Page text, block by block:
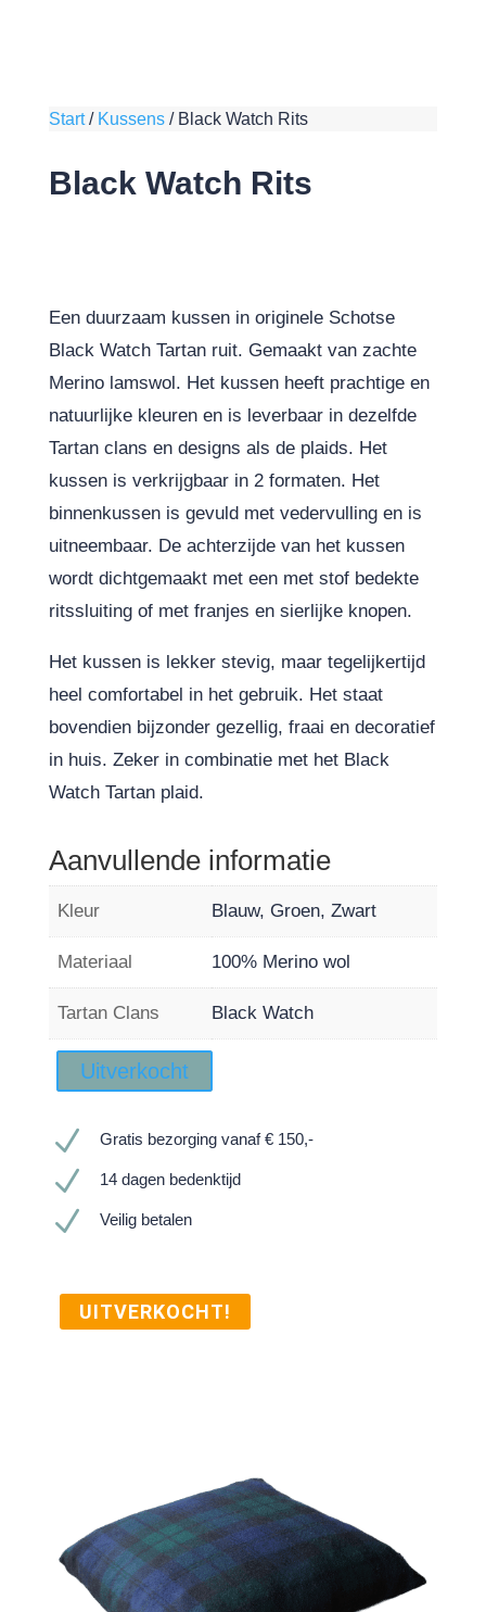
Start/ Kussens/ Black Watch Rits
Black Watch Rits
Een duurzaam kussen in originele Schotse
Black Watch Tartan ruit. Gemaakt van zachte
Merino lamswol. Het kussen heeft prachtige en
natuurlijke kleuren en is leverbaar in dezelfde
Tartan clans en designs als de plaids. Het
kussen is verkrijgbaar in 2 formaten. Het
binnenkussen is gevuld met vedervulling en is
uitneembaar. De achterzijde van het kussen
wordt dichtgemaakt met een met stof bedekte
ritssluiting of met franjes en sierlijke knopen.
Het kussen is lekker stevig, maar tegelijkertijd
heel comfortabel in het gebruik. Het staat
bovendien bijzonder gezellig, fraai en decoratief
in huis. Zeker in combinatie met het Black
Watch Tartan plaid.
Aanvullende informatie
Kleur Blauw, Groen, Zwart
Materiaal 100% Merino wol
Tartan Clans Black Watch
Uitverkocht
N Gratis bezorging vanaf € 150,-
N 14 dagen bedenktijd
N Veilig betalen
UITVERKOCHT!